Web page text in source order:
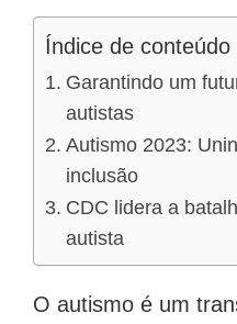
Índice de conteúdo
Garantindo um
autistas
Autismo 2023:
inclusão
CDC lidera a
autista
O autismo é um